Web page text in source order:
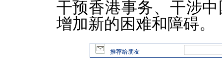
干预香港事务、干涉
增加新的困难和障碍。
推荐给朋友